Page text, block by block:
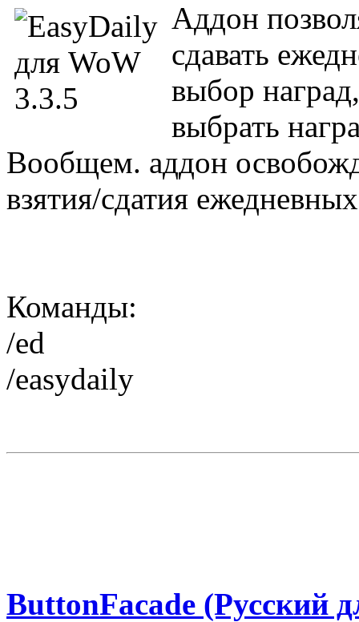
Аддон
сдавать
выбор
выбрать
Вообщем. аддон
взятия/cдатия
Команды:
/ed
/easydaily
ButtonFacade (Русский